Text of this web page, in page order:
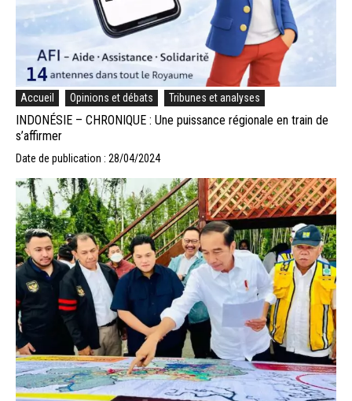
Accueil Opinions et débats Tribunes et analyses
INDONÉSIE – CHRONIQUE : Une puissance régionale en train de
s’affirmer
Date de publication : 28/04/2024